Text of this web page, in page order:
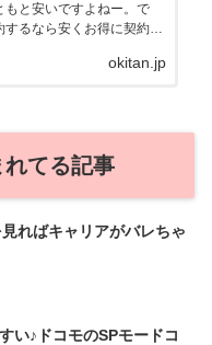
もと安いですよねー。で
するなら安くお得に契約し
いう案件を常に狙ってます
okitan.jp
てる記事
ればキャリアがバレちゃ
い♪ドコモのSPモードコ